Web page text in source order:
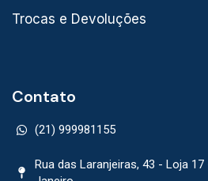
Trocas e Devoluções
Contato
(21) 999981155
Rua das Laranjeiras, 43 - Loja